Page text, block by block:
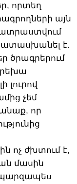
որտեղ
այն
է.
ծրագրերում
լուրով
չեմ
որ
ոչ ժխտում է,
մասին
պարզապես